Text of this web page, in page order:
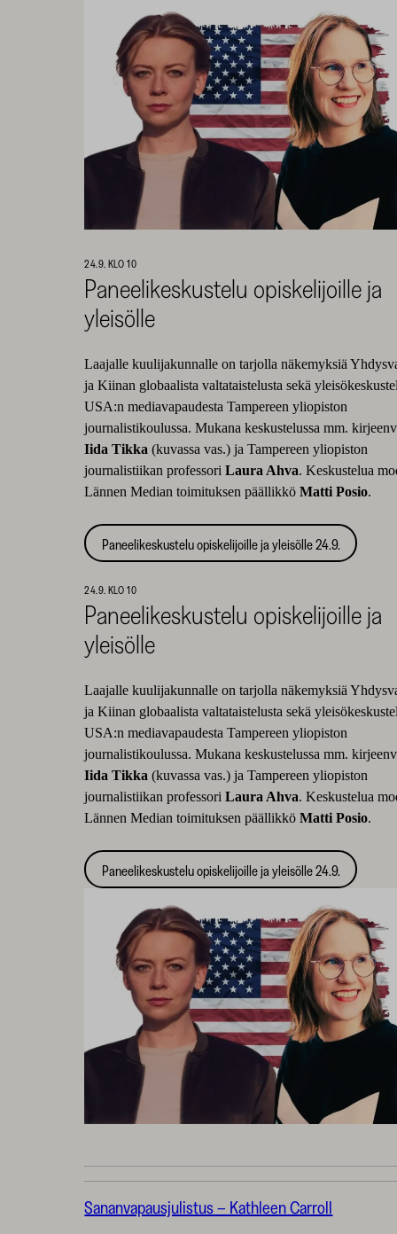
24.9. KLO 10
Paneelikeskustelu opiskelijoille ja
yleisölle
Laajalle kuulijakunnalle on tarjolla näkemyksiä
ja Kiinan globaalista valtataistelusta sekä
USA:n mediavapaudesta Tampereen yliopiston
journalistikoulussa. Mukana keskustelussa mm.
Iida Tikka(kuvassa vas.) ja Tampereen yliopiston
journalistiikan professoriLaura Ahva. Keskustelua
Lännen Median toimituksen päällikköMatti Posio.
Paneelikeskustelu opiskelijoille ja yleisölle 24.9.
24.9. KLO 10
Paneelikeskustelu opiskelijoille ja
yleisölle
Laajalle kuulijakunnalle on tarjolla näkemyksiä
ja Kiinan globaalista valtataistelusta sekä
USA:n mediavapaudesta Tampereen yliopiston
journalistikoulussa. Mukana keskustelussa mm.
Iida Tikka(kuvassa vas.) ja Tampereen yliopiston
journalistiikan professoriLaura Ahva. Keskustelua
Lännen Median toimituksen päällikköMatti Posio.
Paneelikeskustelu opiskelijoille ja yleisölle 24.9.
Sananvapausjulistus – Kathleen Carroll